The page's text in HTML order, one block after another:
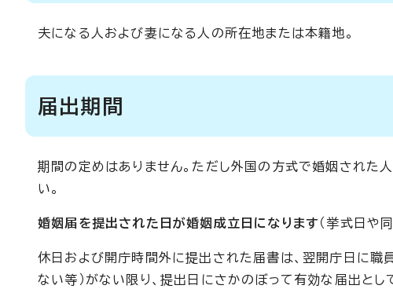
夫になる人および妻になる人の所在地または本籍地。
届出期間
期間の定めはありません。ただし外国の方式で婚姻された
い。
婚姻届を提出された日が婚姻成立日になります （挙式日や
休日および開庁時間外に提出された届書は、翌開庁日に職
ない等）がない限り、提出日にさかのぼって有効な届出とし